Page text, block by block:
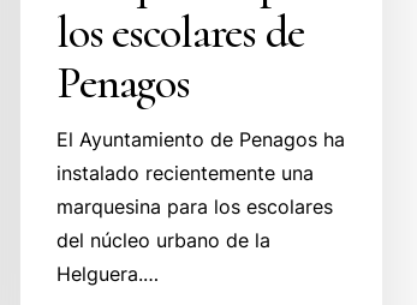
los escolares de
Penagos
El Ayuntamiento de Penagos ha
instalado recientemente una
marquesina para los escolares
del núcleo urbano de la
Helguera.…